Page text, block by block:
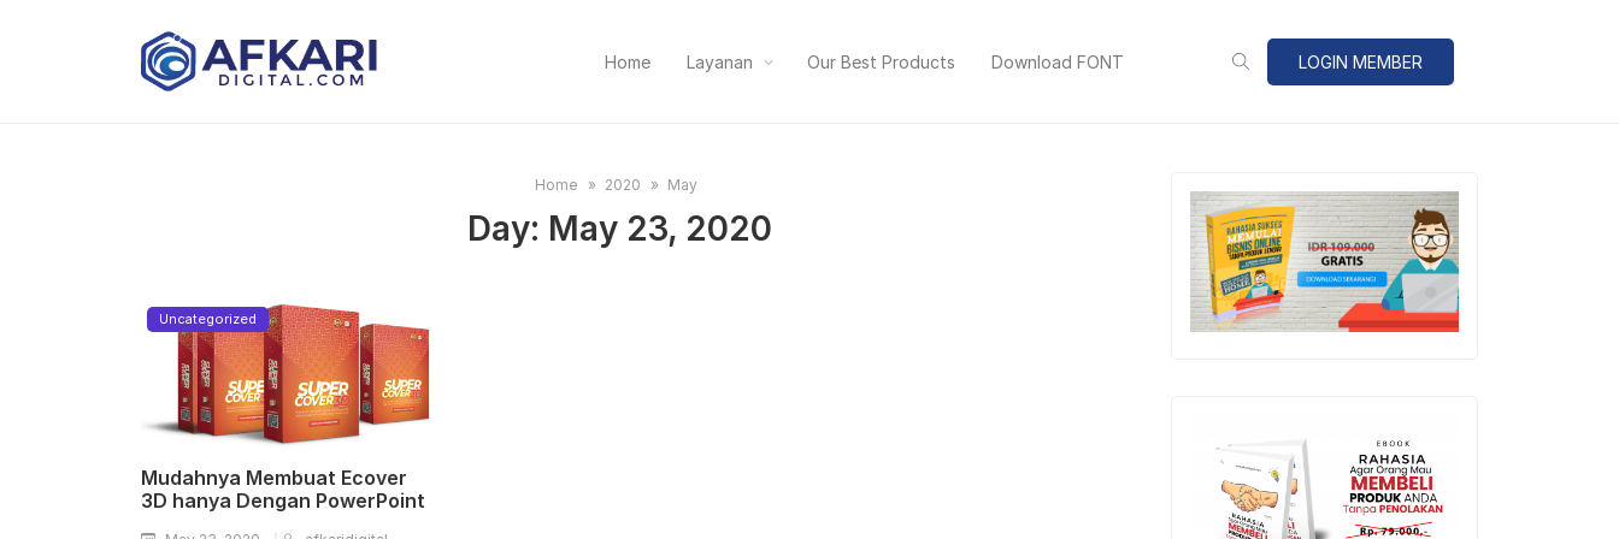
Home Layanan Our Best Products Download FONT LOGIN MEMBER
Home 2020 May
Day: May 23, 2020
Uncategorized
Mudahnya Membuat Ecover
3D hanya Dengan PowerPoint